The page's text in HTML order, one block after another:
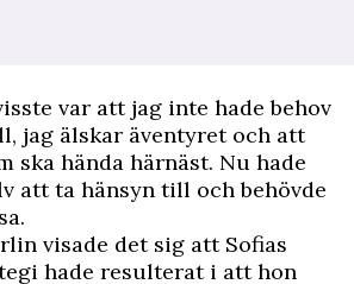
var att jag inte hade behov
jag älskar äventyret och att
ska hända härnäst. Nu hade
att ta hänsyn till och behövde
visade det sig att Sofias
hade resulterat i att hon